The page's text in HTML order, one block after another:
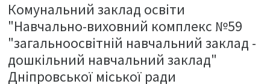
Комунальний заклад освіти
"Навчально-виховний комплекс №59
"загальноосвітній навчальний заклад -
дошкільний навчальний заклад"
Дніпровської міської ради